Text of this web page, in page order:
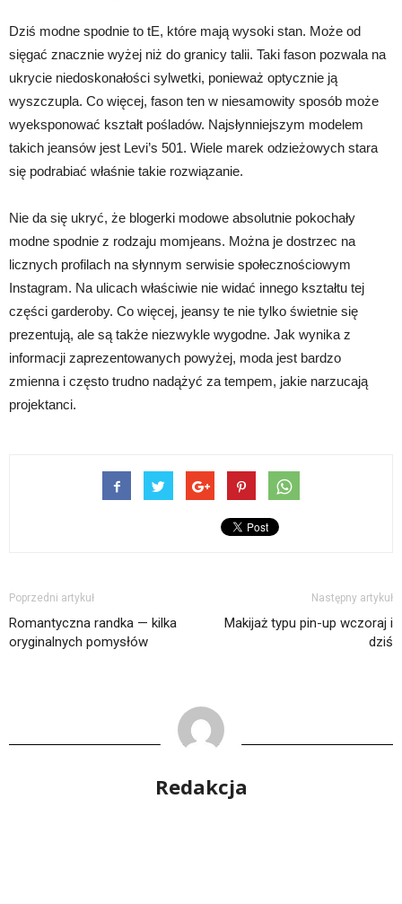
Dziś modne spodnie to tE, które mają wysoki stan. Może od
sięgać znacznie wyżej niż do granicy talii. Taki fason pozwala na
ukrycie niedoskonałości sylwetki, ponieważ optycznie ją
wyszczupla. Co więcej, fason ten w niesamowity sposób może
wyeksponować kształt pośladów. Najsłynniejszym modelem
takich jeansów jest Levi’s 501. Wiele marek odzieżowych stara
się podrabiać właśnie takie rozwiązanie.
Nie da się ukryć, że blogerki modowe absolutnie pokochały
modne spodnie z rodzaju momjeans. Można je dostrzec na
licznych profilach na słynnym serwisie społecznościowym
Instagram. Na ulicach właściwie nie widać innego kształtu tej
części garderoby. Co więcej, jeansy te nie tylko świetnie się
prezentują, ale są także niezwykle wygodne. Jak wynika z
informacji zaprezentowanych powyżej, moda jest bardzo
zmienna i często trudno nadążyć za tempem, jakie narzucają
projektanci.
Poprzedni artykuł
Romantyczna randka — kilka
oryginalnych pomysłów
Następny artykuł
Makijaż typu pin-up wczoraj i
dziś
Redakcja